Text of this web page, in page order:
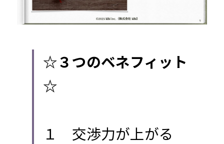
☆３つのベネフィット
☆
１　交渉力が上がる